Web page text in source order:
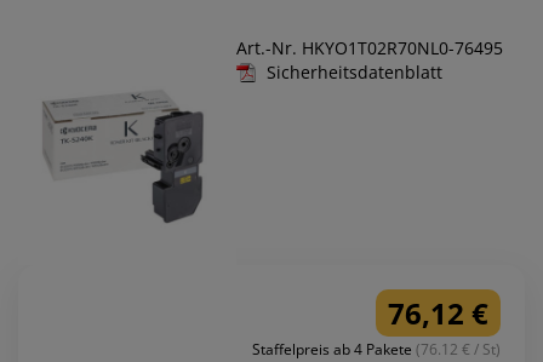
Art.-Nr. HKYO1T02R70NL0-76495
Sicherheitsdatenblatt
76,12 €
Staffelpreis ab 4 Pakete (76.12 € / St)